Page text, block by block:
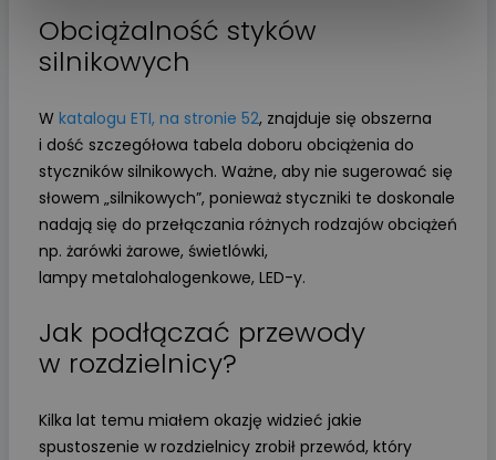
Obciążalność styków
silnikowych
W katalogu ETI, na stronie 52, znajduje się obszerna
i dość szczegółowa tabela doboru obciążenia do
styczników silnikowych. Ważne, aby nie sugerować się
słowem „silnikowych”, ponieważ styczniki te doskonale
nadają się do przełączania różnych rodzajów obciążeń
np. żarówki żarowe, świetlówki,
lampy metalohalogenkowe, LED-y.
Jak podłączać przewody
w rozdzielnicy?
Kilka lat temu miałem okazję widzieć jakie
spustoszenie w rozdzielnicy zrobił przewód, który